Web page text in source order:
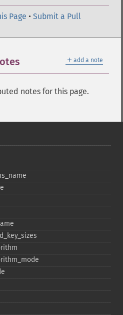
Page • Submit a Pull
＋ add a note
notes for this page.